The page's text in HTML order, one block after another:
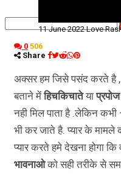
11 June 2022 Love
0 506
Share
अक्सर हम जिसे पसंद करते है
बताने मेंहिचकिचातेयाप्रपोज
नही मिल पाता है .लेकिन
भी कर जाते है. प्यार के मामले
प्यार करते हमे देखना होगा
भावनाओको सही तरीके से